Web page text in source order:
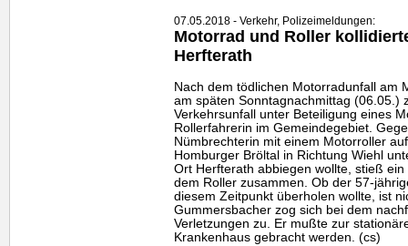
07.05.2018 - Verkehr, Polizeimeldungen:
Motorrad und Roller
Herfterath
Nach dem tödlichen Motorradunfall am
am späten Sonntagnachmittag (06.05.)
Verkehrsunfall unter Beteiligung eines
Rollerfahrerin im Gemeindegebiet.
Nümbrechterin mit einem Motorroller
Homburger Bröltal in Richtung Wiehl
Ort Herfterath abbiegen wollte, stieß
dem Roller zusammen. Ob der 57-
diesem Zeitpunkt überholen wollte, ist
Gummersbacher zog sich bei dem
Verletzungen zu. Er mußte zur
Krankenhaus gebracht werden. (cs)